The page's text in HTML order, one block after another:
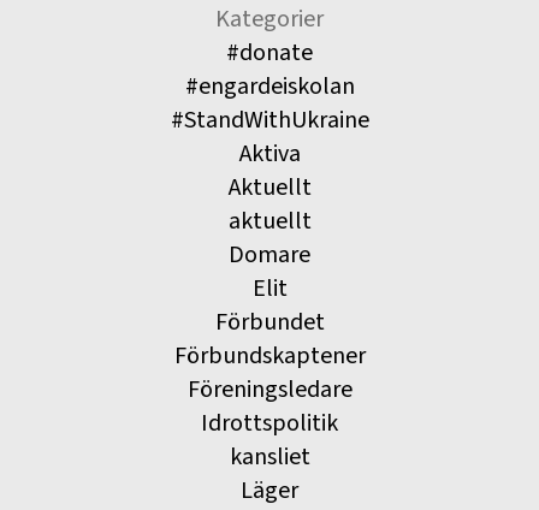
Kategorier
#donate
#engardeiskolan
#StandWithUkraine
Aktiva
Aktuellt
aktuellt
Domare
Elit
Förbundet
Förbundskaptener
Föreningsledare
Idrottspolitik
kansliet
Läger